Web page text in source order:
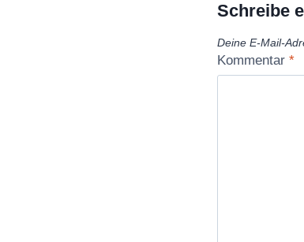
Schreibe
Deine E-Mail-
Kommentar *